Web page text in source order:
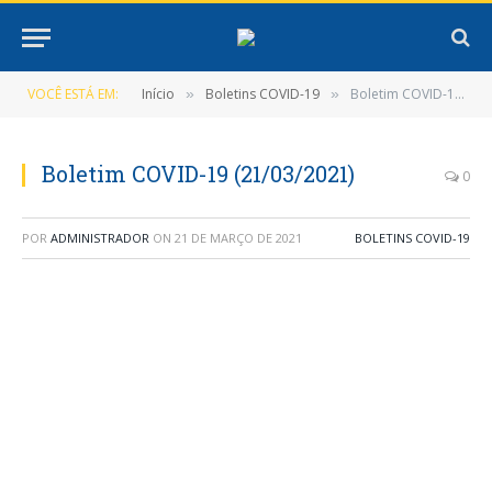
VOCÊ ESTÁ EM: Início » Boletins COVID-19 » Boletim COVID-19 (21/03/2021)
Boletim COVID-19 (21/03/2021) 0
POR ADMINISTRADOR ON 21 DE MARÇO DE 2021 BOLETINS COVID-19